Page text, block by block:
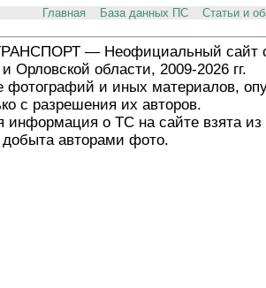
Главная База данных ПС Статьи и
— Неофициальный сайт
Орловской области, 2009-2026 гг.
фотографий и иных материалов,
с разрешения их авторов.
информация о ТС на сайте взята из
авторами фото.